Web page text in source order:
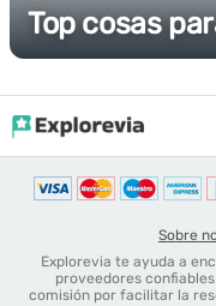
Top cosas
Sobre
Explorevia te ayuda a
proveedores
comisión por facilitar la